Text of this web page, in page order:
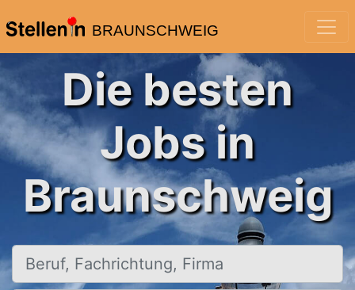
BRAUNSCHWEIG
Die besten
Jobs in
Braunschweig
Beruf, Fachrichtung, Firma